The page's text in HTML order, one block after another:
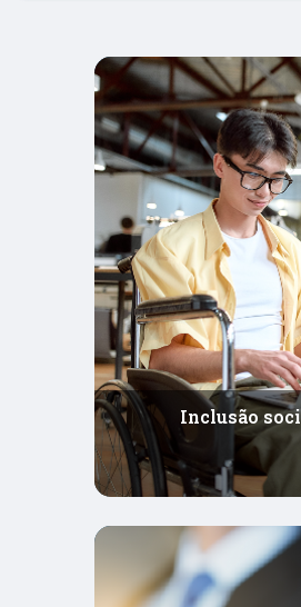
incentivos para o aumento do
e em inovação e melhorias na
educacional brasileiro.
2. Inclusão social:a questão-
social é a criação de condições
mobilidade social que
estrutural e permitam acelerar
desenvolvimento
O contexto global após a
Constituição de 1988 é de
diversas áreas sociais. No
regra foram lentos, sobretudo
desafios de uma economia de
reconfiguração do mundo do
ciclo da transição demográfica e
uma sociedade global do
3. Prosperidade ambiental:a
Inclusão